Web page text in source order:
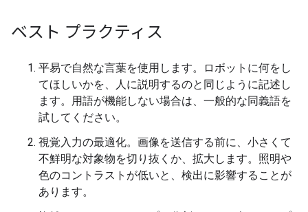
ベスト プラクティス
平易で自然な言葉を使用します。ロボットに何をし
てほしいかを、人に説明するのと同じように記述し
ます。用語が機能しない場合は、一般的な同義語を
試してください。
視覚入力の最適化。画像を送信する前に、小さくて
不鮮明な対象物を切り抜くか、拡大します。照明や
色のコントラストが低いと、検出に影響することが
あります。